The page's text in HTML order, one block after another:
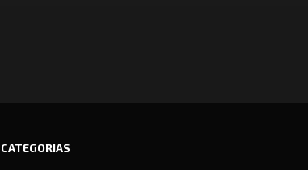
CATEGORIAS